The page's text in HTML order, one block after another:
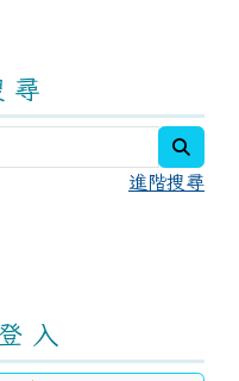
尋
進階搜尋
入